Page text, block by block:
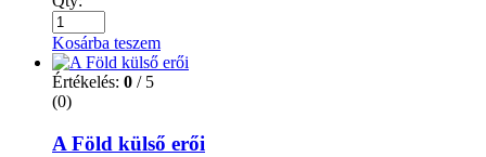
Kosárba teszem
Értékelés: 0 / 5
(0)
A Föld külső erői